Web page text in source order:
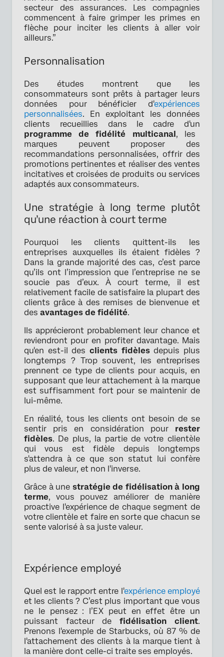
secteur des assurances. Les compagnies
commencent à faire grimper les primes en
flèche pour inciter les clients à aller voir
ailleurs.”
Personnalisation
Des études montrent que les
consommateurs sont prêts à partager leurs
données pour bénéficier d'expériences
personnalisées. En exploitant les données
clients recueillies dans le cadre d'un
programme de fidélité multicanal, les
marques peuvent proposer des
recommandations personnalisées, offrir des
promotions pertinentes et réaliser des ventes
incitatives et croisées de produits ou services
adaptés aux consommateurs.
Une stratégie à long terme plutôt
qu’une réaction à court terme
Pourquoi les clients quittent-ils les
entreprises auxquelles ils étaient fidèles ?
Dans la grande majorité des cas, c’est parce
qu’ils ont l’impression que l’entreprise ne se
soucie pas d’eux. À court terme, il est
relativement facile de satisfaire la plupart des
clients grâce à des remises de bienvenue et
des avantages de fidélité.
Ils apprécieront probablement leur chance et
reviendront pour en profiter davantage. Mais
qu'en est-il des clients fidèlesdepuis plus
longtemps ? Trop souvent, les entreprises
prennent ce type de clients pour acquis, en
supposant que leur attachement à la marque
est suffisamment fort pour se maintenir de
lui-même.
En réalité, tous les clients ont besoin de se
sentir pris en considération pour rester
fidèles. De plus, la partie de votre clientèle
qui vous est fidèle depuis longtemps
s'attendra à ce que son statut lui confère
plus de valeur, et non l'inverse.
Grâce à une stratégie de fidélisation à long
terme, vous pouvez améliorer de manière
proactive l'expérience de chaque segment de
votre clientèle et faire en sorte que chacun se
sente valorisé à sa juste valeur.
Expérience employé
Quel est le rapport entre l'expérience employé
et les clients ? C’est plus important que vous
ne le pensez : l’EX peut en effet être un
puissant facteur de fidélisation client.
Prenons l'exemple de Starbucks, où 87 % de
l'attachement des clients à la marque tient à
la manière dont celle-ci traite ses employés.